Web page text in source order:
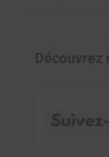
Découvrez